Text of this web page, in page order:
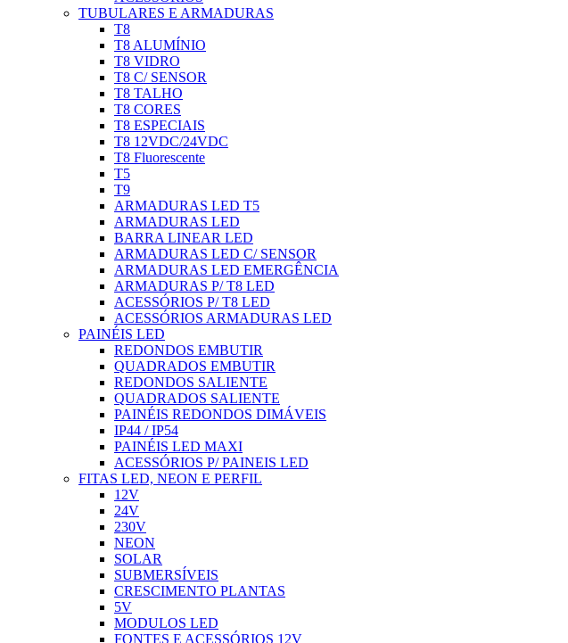
TUBULARES E ARMADURAS
T8
T8 ALUMÍNIO
T8 VIDRO
T8 C/ SENSOR
T8 TALHO
T8 CORES
T8 ESPECIAIS
T8 12VDC/24VDC
T8 Fluorescente
T5
T9
ARMADURAS LED T5
ARMADURAS LED
BARRA LINEAR LED
ARMADURAS LED C/ SENSOR
ARMADURAS LED EMERGÊNCIA
ARMADURAS P/ T8 LED
ACESSÓRIOS P/ T8 LED
ACESSÓRIOS ARMADURAS LED
PAINÉIS LED
REDONDOS EMBUTIR
QUADRADOS EMBUTIR
REDONDOS SALIENTE
QUADRADOS SALIENTE
PAINÉIS REDONDOS DIMÁVEIS
IP44 / IP54
PAINÉIS LED MAXI
ACESSÓRIOS P/ PAINEIS LED
FITAS LED, NEON E PERFIL
12V
24V
230V
NEON
SOLAR
SUBMERSÍVEIS
CRESCIMENTO PLANTAS
5V
MODULOS LED
FONTES E ACESSÓRIOS 12V